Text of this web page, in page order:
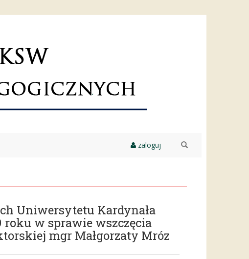
zaloguj
Uniwersytetu Kardynała
roku w sprawie wszczęcia
mgr Małgorzaty Mróz